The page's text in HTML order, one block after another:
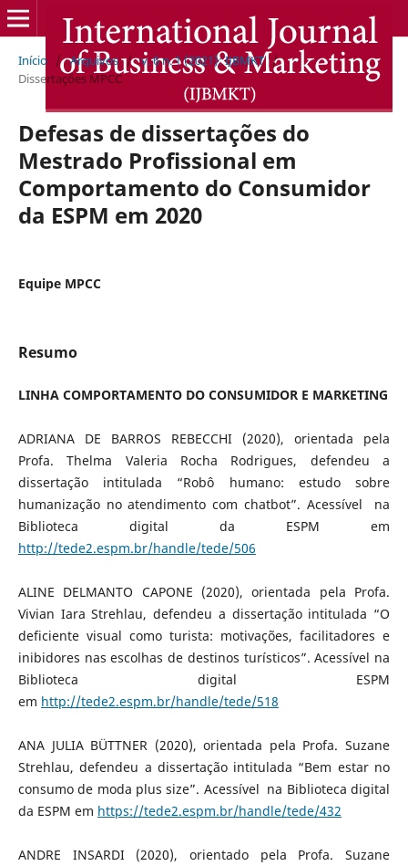
Início / Arquivos / v. 6 n. 1 (2021): IJBMKT /
Dissertações MPCC
Defesas de dissertações do
Mestrado Profissional em
Comportamento do Consumidor
da ESPM em 2020
Equipe MPCC
Resumo
LINHA COMPORTAMENTO DO CONSUMIDOR E MARKETING
ADRIANA DE BARROS REBECCHI (2020), orientada pela
Profa. Thelma Valeria Rocha Rodrigues, defendeu a
dissertação intitulada “Robô humano: estudo sobre
humanização no atendimento com chatbot”. Acessível na
Biblioteca digital da ESPM em
http://tede2.espm.br/handle/tede/506
ALINE DELMANTO CAPONE (2020), orientada pela Profa.
Vivian Iara Strehlau, defendeu a dissertação intitulada “O
deficiente visual como turista: motivações, facilitadores e
inibidores nas escolhas de destinos turísticos”. Acessível na
Biblioteca digital ESPM
em http://tede2.espm.br/handle/tede/518
ANA JULIA BÜTTNER (2020), orientada pela Profa. Suzane
Strehlau, defendeu a dissertação intitulada “Bem estar no
consumo de moda plus size”. Acessível na Biblioteca digital
da ESPM em https://tede2.espm.br/handle/tede/432
ANDRE INSARDI (2020), orientado pela Profa. Suzane